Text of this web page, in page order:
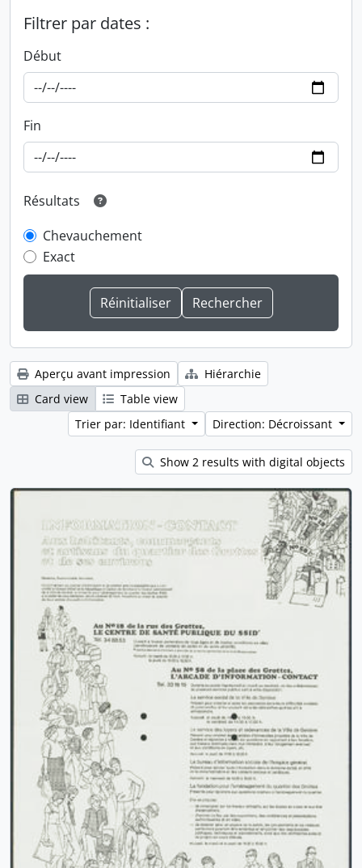
Filtrer par dates :
Début
Fin
Résultats
Chevauchement
Exact
Aperçu avant impression
Hiérarchie
Card view
Table view
Trier par: Identifiant
Direction: Décroissant
Show 2 results with digital objects